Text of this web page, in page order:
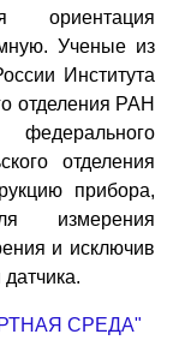
ориентация
Ученые из
Института
отделения РАН
отделения
прибора,
измерения
и исключив
СРЕДА"